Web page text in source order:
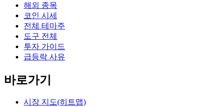
해외 종목
코인 시세
전체 테마주
도구 전체
투자 가이드
급등락 사유
바로가기
시장 지도(히트맵)